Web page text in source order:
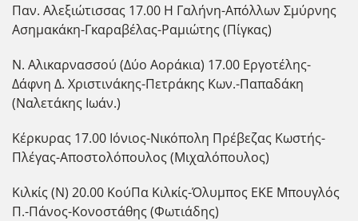
Παν. Αλεξιώτισσας 17.00 Η Γαλήνη-Απόλλων Σμύρνης
Ασημακάκη-Γκαραβέλας-Ραμιώτης (Πίγκας)
Ν. Αλικαρνασσού (Δύο Αοράκια) 17.00 Εργοτέλης-
Δάφνη Δ. Χριστινάκης-Πετράκης Κων.-Παπαδάκη
(Ναλετάκης Ιωάν.)
Κέρκυρας 17.00 Ιόνιος-Νικόπολη Πρέβεζας Κωστής-
Πλέγας-Αποστολόπουλος (Μιχαλόπουλος)
Κιλκίς (Ν) 20.00 ΚούΠα Κιλκίς-Όλυμπος ΕΚΕ Μπουγλός
Π.-Πάνος-Κονοστάθης (Φωτιάδης)